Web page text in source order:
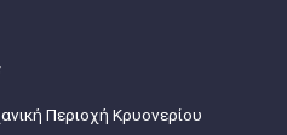
Περιοχή Κρυονερίου